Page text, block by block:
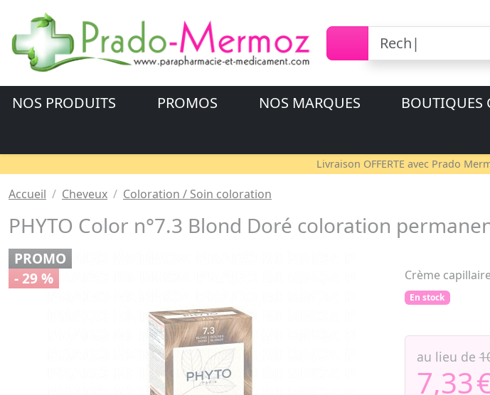
NOS PRODUITS PROMOS NOS MARQUES
BOUTIQUES
Livraison OFFERTE avec Prado
Accueil Cheveux Coloration / Soin coloration
PHYTO Color n°7.3 Blond Doré coloration
PROMO
- 29 %
Crème
En stock
au lieu de
7,33